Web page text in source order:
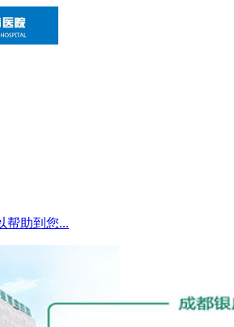
帮助到您...